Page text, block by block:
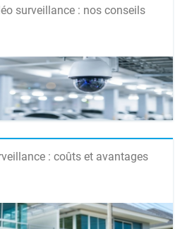
surveillance : nos conseils
: coûts et avantages